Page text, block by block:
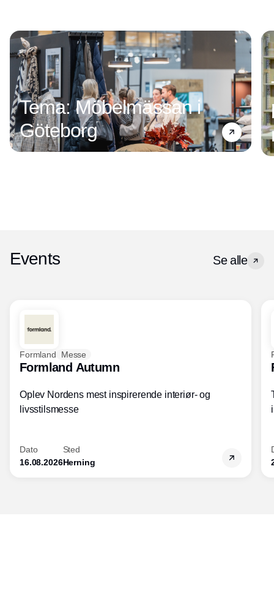
Tema: Möbelmässan i
Göteborg
Events Se alle
Formland Messe
Formland Autumn
Oplev Nordens mest inspirerende interiør- og
livsstilsmesse
Dato
16.08.2026
Sted
Herning